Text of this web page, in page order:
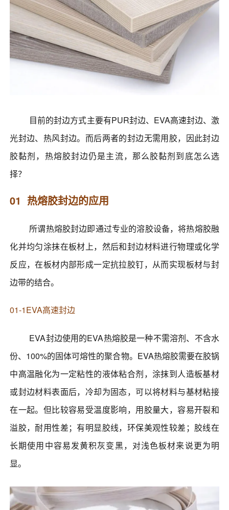
目前的封边方式主要有PUR封边、EVA高速封边、激
光封边、热风封边。而后两者的封边无需用胶，因此封边
胶黏剂，热熔胶封边仍是主流，那么胶黏剂到底怎么选
择？
01 热熔胶封边的应用
所谓热熔胶封边即通过专业的溶胶设备，将热熔胶融
化并均匀涂抹在板材上，然后和封边材料进行物理或化学
反应，在板材内部形成一定抗拉胶钉，从而实现板材与封
边带的结合。
01-1EVA高速封边
EVA封边使用的EVA热熔胶是一种不需溶剂、不含水
份、100%的固体可熔性的聚合物。EVA热熔胶需要在胶锅
中高温融化为一定粘性的液体粘合剂，涂抹到人造板基材
或封边材料表面后，冷却为固态，可以将材料与基材粘接
在一起。但比较容易受温度影响，用胶量大，容易开裂和
溢胶，耐用性差；有明显胶线，环保美观性较差；胶线在
长期使用中容易发黄积灰变黑，对浅色板材来说更为明
显。